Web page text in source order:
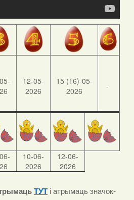
12-05-
2026
15 (16)-05-
2026
-
10-06-
2026
12-06-
2026
ТУТ і атрымаць значок-